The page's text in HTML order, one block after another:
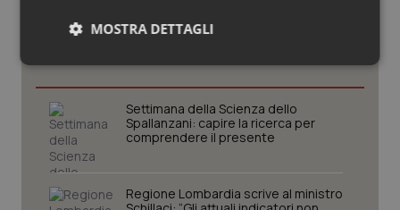
Potrebbe interessarti in
Settimana della Scienza dello
Spallanzani: capire la ricerca per
comprendere il presente
Regione Lombardia scrive al ministro
MOSTRA DETTAGLI
Necessari Statistici Marketing
Necessari Statistici Marketing